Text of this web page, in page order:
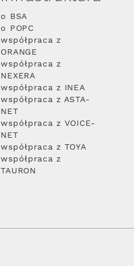
o BSA
o POPC
współpraca z
ORANGE
współpraca z
NEXERA
współpraca z INEA
współpraca z ASTA-
NET
współpraca z VOICE-
NET
współpraca z TOYA
współpraca z
TAURON